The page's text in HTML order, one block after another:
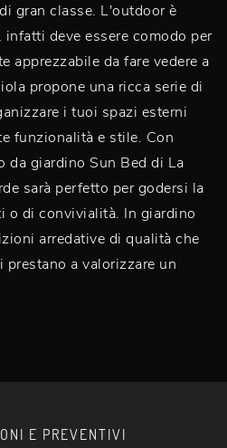
gran classe. L'outdoor è
infatti deve essere comodo per
apprezzabile da fare vedere a
propone una ricca serie di
i tuoi spazi esterni
funzionalità e stile. Con
da giardino Sun Bed di La
sarà perfetto per godersi la
o di convivialità. In giardino
arredative di qualità che
a valorizzare un
E PREVENTIVI